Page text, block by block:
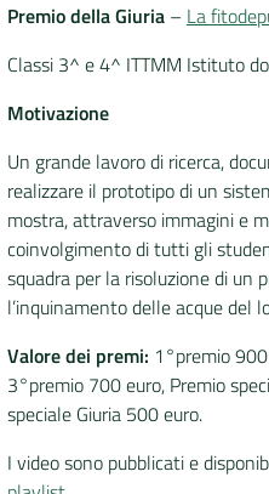
Premio della Giuria – La
Classi 3^ e 4^ ITTMM Istituto
Motivazione
Un grande lavoro di ricerca,
realizzare il prototipo di un
mostra, attraverso immagini e
coinvolgimento di tutti gli
squadra per la risoluzione di un
l’inquinamento delle acque del
Valore dei premi: 1°premio
3°premio 700 euro, Premio
speciale Giuria 500 euro.
I video sono pubblicati e